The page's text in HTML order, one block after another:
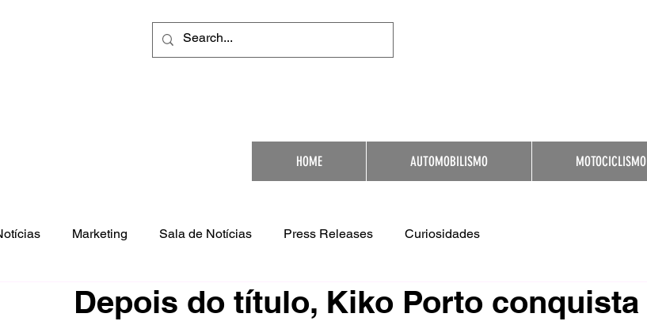
HOME AUTOMOBILISMO MOTOCICLISMO
Marketing Sala de Notícias Press Releases Curiosidades
Depois do título, Kiko Porto conquista